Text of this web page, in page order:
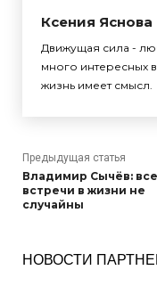
Ксения Яснова
Движущая сила -
много интересных
жизнь имеет смысл.
Предыдущая статья
Владимир Сычёв:
встречи в жизни не
случайны
НОВОСТИ